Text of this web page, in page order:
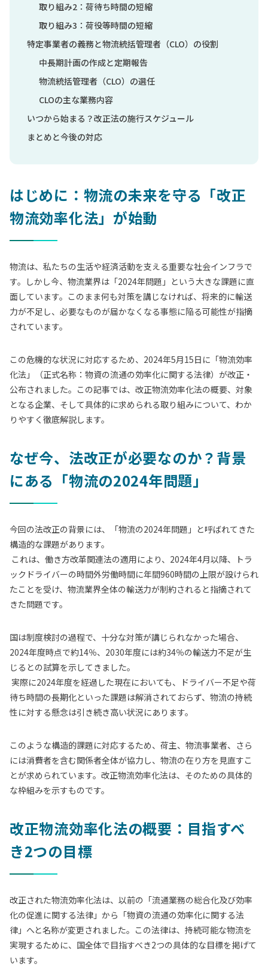
取り組み2：荷待ち時間の短縮
取り組み3：荷役等時間の短縮
特定事業者の義務と物流統括管理者（CLO）の役割
中長期計画の作成と定期報告
物流統括管理者（CLO）の選任
CLOの主な業務内容
いつから始まる？改正法の施行スケジュール
まとめと今後の対応
はじめに：物流の未来を守る「改正
物流効率化法」が始動
物流は、私たちの生活や経済活動を支える重要な社会インフラで
す。しかし今、物流業界は「2024年問題」という大きな課題に直
面しています。このまま何も対策を講じなければ、将来的に輸送
力が不足し、必要なものが届かなくなる事態に陥る可能性が指摘
されています。
この危機的な状況に対応するため、2024年5月15日に「物流効率
化法」（正式名称：物資の流通の効率化に関する法律）が改正・
公布されました。この記事では、改正物流効率化法の概要、対象
となる企業、そして具体的に求められる取り組みについて、わか
りやすく徹底解説します。
なぜ今、法改正が必要なのか？背景
にある「物流の2024年問題」
今回の法改正の背景には、「物流の2024年問題」と呼ばれてきた
構造的な課題があります。
これは、働き方改革関連法の適用により、2024年4月以降、トラ
ックドライバーの時間外労働時間に年間960時間の上限が設けられ
たことを受け、物流業界全体の輸送力が制約されると指摘されて
きた問題です。
国は制度検討の過程で、十分な対策が講じられなかった場合、
2024年度時点で約14％、2030年度には約34％の輸送力不足が生
じる との試算を示してきました。
実際に2024年度を経過した現在においても、ドライバー不足や荷
待ち時間の長期化といった課題は解消されておらず、物流の持続
性に対する懸念は引き続き高い状況にあります。
このような構造的課題に対応するため、荷主、物流事業者、さら
には消費者を含む関係者全体が協力し、物流の在り方を見直すこ
とが求められています。改正物流効率化法は、そのための具体的
な枠組みを示すものです。
改正物流効率化法の概要：目指すべ
き2つの目標
改正された物流効率化法は、以前の「流通業務の総合化及び効率
化の促進に関する法律」から「物資の流通の効率化に関する法
律」へと名称が変更されました。この法律は、持続可能な物流を
実現するために、国全体で目指すべき2つの具体的な目標を掲げて
います。